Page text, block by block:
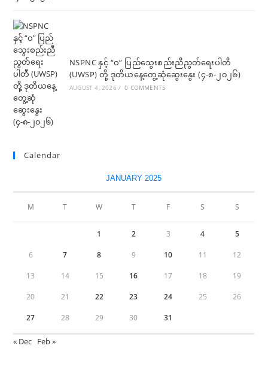
NSPNC နှင့် “ဝ” ပြည်သွေးစည်းညီညွတ်ရေးပါတီ
(UWSP) တို့ ဒုတိယနေ့တွေ့ဆုံဆွေးနွေး (၄-၈-၂၀၂၆)
AUGUST 4, 2026 / 0 COMMENTS
Calendar
JANUARY 2025
M T W T F S S
1 2 3 4 5
6 7 8 9 10 11 12
13 14 15 16 17 18 19
20 21 22 23 24 25 26
27 28 29 30 31
« Dec Feb »